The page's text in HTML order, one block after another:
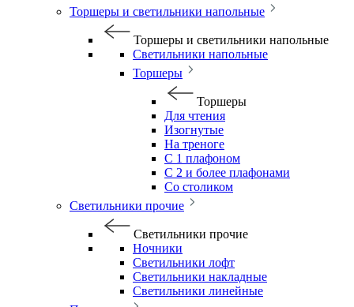
Торшеры и светильники напольные
Торшеры и светильники напольные
Светильники напольные
Торшеры
Торшеры
Для чтения
Изогнутые
На треноге
С 1 плафоном
С 2 и более плафонами
Со столиком
Светильники прочие
Светильники прочие
Ночники
Светильники лофт
Светильники накладные
Светильники линейные